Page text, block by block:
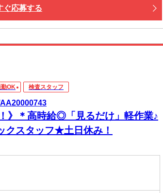
ぐ応募する
OK 検査スタッフ
》＊高時給◎「見るだけ」軽作業♪
クスタッフ★土日休み！